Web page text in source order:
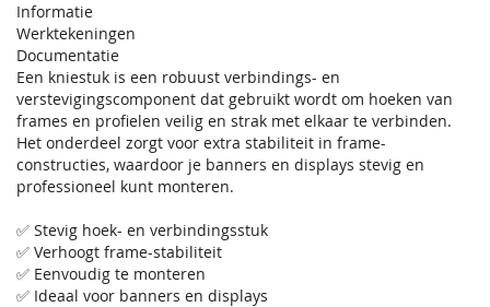
Informatie
Werktekeningen
Documentatie
Een kniestuk is een robuust verbindings- en
verstevigingscomponent dat gebruikt wordt om hoeken van
frames en profielen veilig en strak met elkaar te verbinden.
Het onderdeel zorgt voor extra stabiliteit in frame-
constructies, waardoor je banners en displays stevig en
professioneel kunt monteren.
✅ Stevig hoek- en verbindingsstuk
✅ Verhoogt frame-stabiliteit
✅ Eenvoudig te monteren
✅ Ideaal voor banners en displays